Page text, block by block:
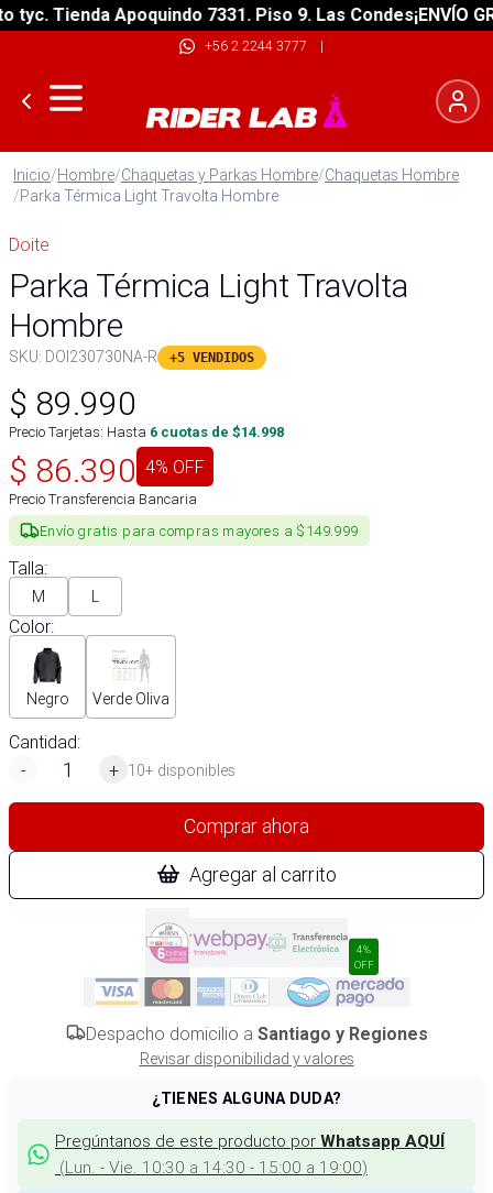
Tienda Apoquindo 7331. Piso 9. Las Condes¡ENVÍO
+56 2 2244 3777 |
Inicio/Hombre/Chaquetas y Parkas Hombre/Chaquetas Hombre
/Parka Térmica Light Travolta Hombre
Doite
Parka Térmica Light Travolta
Hombre
SKU: DOI230730NA-R +5 VENDIDOS
$ 89.990
Precio Tarjetas: Hasta 6 cuotas de $14.998
$ 86.390 4% OFF
Precio Transferencia Bancaria
Envío gratis para compras mayores a $149.999
Talla:
M L
Color:
Negro Verde Oliva
Cantidad:
-
+ 10+ disponibles
Comprar ahora
Agregar al carrito
4%
OFF
Despacho domicilio a Santiago y Regiones
Revisar disponibilidad y valores
¿TIENES ALGUNA DUDA?
Pregúntanos de este producto por Whatsapp AQUÍ
(Lun. - Vie. 10:30 a 14:30 - 15:00 a 19:00)